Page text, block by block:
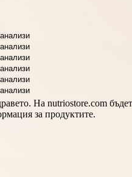
На nutriostore.com
за продуктите.